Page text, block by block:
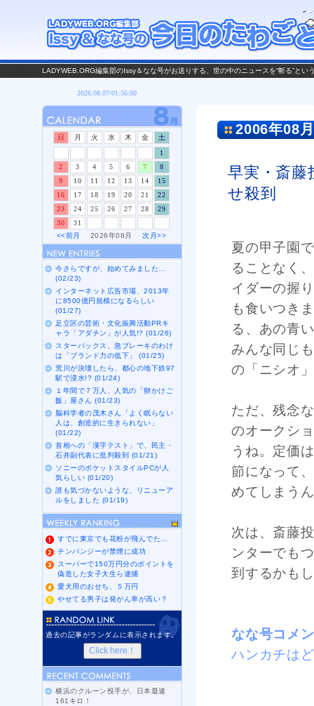
LADYWEB.ORG編集部のIssy＆なな号がお送りする、世の中のニュースを“斬る”と
2006年08
早実・斎
せ殺到
夏の甲子園
ることなく
イダーの握
も食いつき
る、あの青
みんな同じ
の「ニシオ
ただ、残念
のオークシ
うね。定価
節になって
めてしまう
次は、斎藤
ンターでも
到するかも
なな号コ
ハンカチは
日 月 火 水 木 金
土
1
2
3 4 5 6 7
8
9
10 11 12 13 14
15
16
17 18 19 20 21
22
23
24 25 26 27 28
29
30
31
<<前月
2026年08月次月>>
今さらですが、始めてみました…
(02/23)
インターネット広告市場、2013年
に8500億円規模になるらしい
(01/27)
足立区の芸術・文化振興活動PRキ
ャラ「アダチン」が人気!? (01/26)
スターバックス、急ブレーキのわけ
は「ブランド力の低下」 (01/25)
荒川が決壊したら、都心の地下鉄97
駅で浸水!? (01/24)
１年間で７万人、人気の「卵かけご
飯」屋さん (01/23)
脳科学者の茂木さん「よく眠らない
人は、創造的に生きられない」
(01/22)
首相への「漢字テスト」で、民主・
石井副代表に批判殺到 (01/21)
ソニーのポケットスタイルPCが人
気らしい (01/20)
誰も気づかないような、リニューア
ルをしました (01/19)
すでに東京でも花粉が飛んでた…
チンパンジーが禁煙に成功
スーパーで150万円分のポイントを
偽造した女子大生ら逮捕
愛犬用のおせち、５万円
やせてる男子は発がん率が高い？
過去の記事がランダムに表示されます。
横浜のクルーン投手が、日本最速
161キロ！